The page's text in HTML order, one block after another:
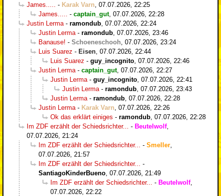
James.....
- Karak Varn 07.07.2026, 22:25
James.....
- captain_gut, 07.07.2026, 22:28
Justin Lerma - ramondub 07.07.2026, 22:24
Justin Lerma - ramondub 07.07.2026, 23:46
Banause! - Schoeneschooh 07.07.2026, 23:24
Luis Suarez - Eisen 07.07.2026, 22:44
Luis Suarez - guy_incognito 07.07.2026, 22:46
Justin Lerma - captain_gut, 07.07.2026, 22:27
Justin Lerma - guy_incognito 07.07.2026, 22:41
Justin Lerma - ramondub 07.07.2026, 23:43
Justin Lerma - ramondub 07.07.2026, 22:28
Justin Lerma - Karak Varn 07.07.2026, 22:26
Ok das erklärt einiges - ramondub 07.07.2026, 22:28
Im ZDF erzählt der Schiedsrichter...
- Beutelwolf,
07.07.2026, 21:24
Im ZDF erzählt der Schiedsrichter...
- Smeller
07.07.2026, 21:57
Im ZDF erzählt der Schiedsrichter...
-
SantiagoKinderBueno 07.07.2026, 21:49
Im ZDF erzählt der Schiedsrichter...
- Beutelwolf,
07.07.2026, 22:22